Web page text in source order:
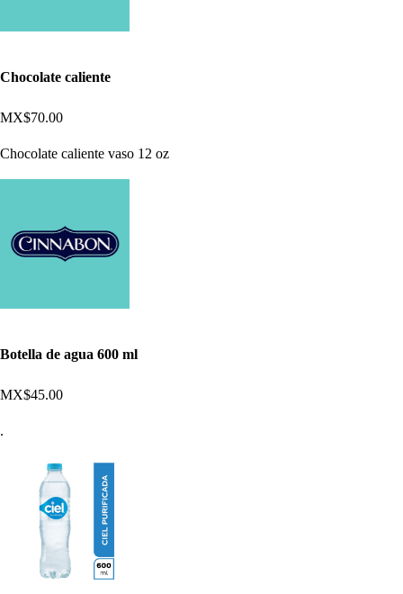
Chocolate caliente
MX$70.00
Chocolate caliente vaso 12 oz
Botella de agua 600 ml
MX$45.00
.